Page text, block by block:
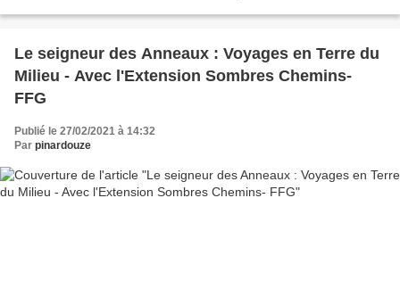
Le seigneur des Anneaux : Voyages en Terre du
Milieu - Avec l'Extension Sombres Chemins-
FFG
Publié le 27/02/2021 à 14:32
Par pinardouze